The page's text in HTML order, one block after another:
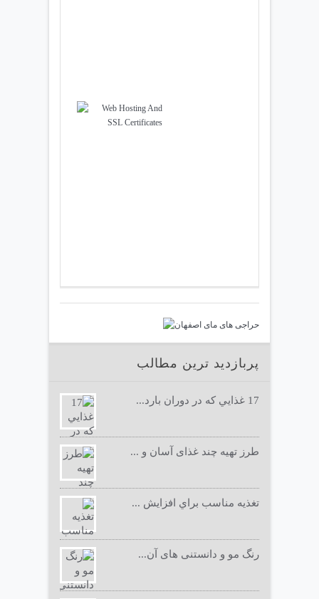
پربازدید ترین مطالب
17 غذايي كه در دوران بارد...
طرز تهیه چند غذای آسان و ...
تغذيه مناسب براي افزايش ...
رنگ مو و دانستنی های آن...